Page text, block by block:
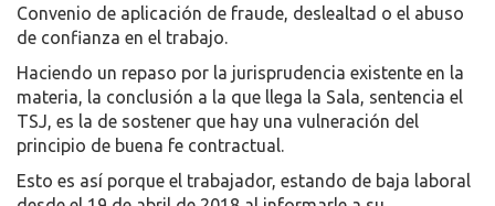
Convenio de aplicación de fraude, deslealtad o el abuso
de confianza en el trabajo.
Haciendo un repaso por la jurisprudencia existente en la
materia, la conclusión a la que llega la Sala, sentencia el
TSJ, es la de sostener que hay una vulneración del
principio de buena fe contractual.
Esto es así porque el trabajador, estando de baja laboral